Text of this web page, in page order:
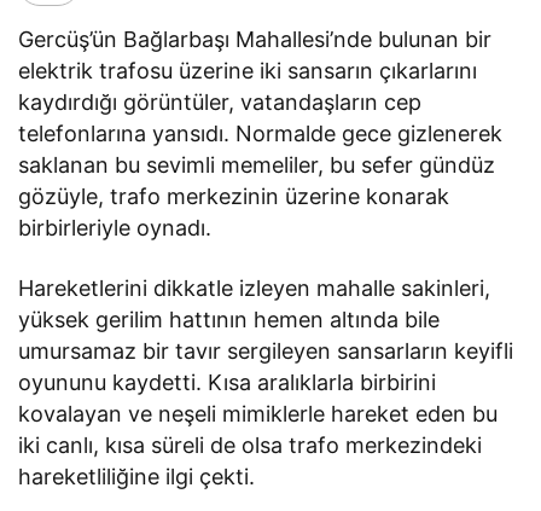
Gercüş’ün Bağlarbaşı Mahallesi’nde bulunan bir
elektrik trafosu üzerine iki sansarın çıkarlarını
kaydırdığı görüntüler, vatandaşların cep
telefonlarına yansıdı. Normalde gece gizlenerek
saklanan bu sevimli memeliler, bu sefer gündüz
gözüyle, trafo merkezinin üzerine konarak
birbirleriyle oynadı.
Hareketlerini dikkatle izleyen mahalle sakinleri,
yüksek gerilim hattının hemen altında bile
umursamaz bir tavır sergileyen sansarların keyifli
oyununu kaydetti. Kısa aralıklarla birbirini
kovalayan ve neşeli mimiklerle hareket eden bu
iki canlı, kısa süreli de olsa trafo merkezindeki
hareketliliğine ilgi çekti.